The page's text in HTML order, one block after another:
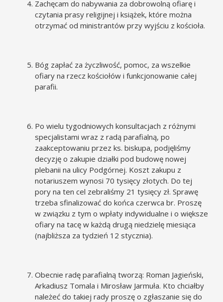
Zachęcam do nabywania za dobrowolną ofiarę i
czytania prasy religijnej i książek, które można
otrzymać od ministrantów przy wyjściu z kościoła.
Bóg zapłać za życzliwość, pomoc, za wszelkie
ofiary na rzecz kościołów i funkcjonowanie całej
parafii.
Po wielu tygodniowych konsultacjach z różnymi
specjalistami wraz z radą parafialną, po
zaakceptowaniu przez ks. biskupa, podjęliśmy
decyzję o zakupie działki pod budowę nowej
plebanii na ulicy Podgórnej. Koszt zakupu z
notariuszem wynosi 70 tysięcy złotych. Do tej
pory na ten cel zebraliśmy 21 tysięcy zł. Sprawę
trzeba sfinalizować do końca czerwca br. Proszę
w związku z tym o wpłaty indywidualne i o większe
ofiary na tacę w każdą drugą niedzielę miesiąca
(najbliższa za tydzień 12 stycznia).
Obecnie radę parafialną tworzą: Roman Jagieński,
Arkadiusz Tomala i Mirosław Jarmuła. Kto chciałby
należeć do takiej rady proszę o zgłaszanie się do